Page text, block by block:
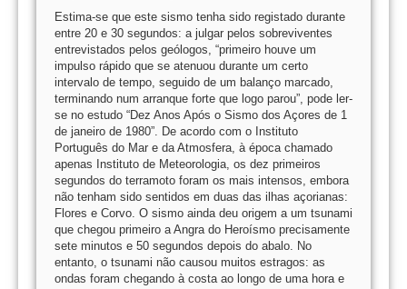
Estima-se que este sismo tenha sido registado durante
entre 20 e 30 segundos: a julgar pelos sobreviventes
entrevistados pelos geólogos, “primeiro houve um
impulso rápido que se atenuou durante um certo
intervalo de tempo, seguido de um balanço marcado,
terminando num arranque forte que logo parou”, pode ler-
se no estudo “Dez Anos Após o Sismo dos Açores de 1
de janeiro de 1980”. De acordo com o Instituto
Português do Mar e da Atmosfera, à época chamado
apenas Instituto de Meteorologia, os dez primeiros
segundos do terramoto foram os mais intensos, embora
não tenham sido sentidos em duas das ilhas açorianas:
Flores e Corvo. O sismo ainda deu origem a um tsunami
que chegou primeiro a Angra do Heroísmo precisamente
sete minutos e 50 segundos depois do abalo. No
entanto, o tsunami não causou muitos estragos: as
ondas foram chegando à costa ao longo de uma hora e